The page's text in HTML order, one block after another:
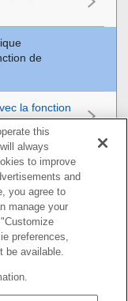
de
la fonction
la fonction
aux lois sur
this
always
to improve
and
you agree to
manage your
preferences,
be available.